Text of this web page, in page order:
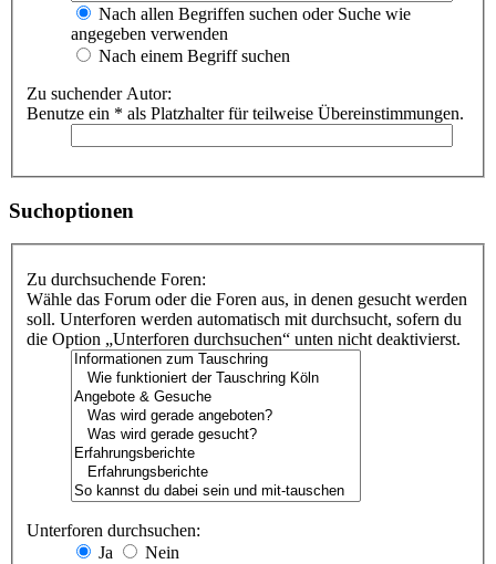
Nach allen Begriffen suchen oder Suche wie
angegeben verwenden
Nach einem Begriff suchen
Zu suchender Autor:
Benutze ein * als Platzhalter für teilweise Übereinstimmungen.
Suchoptionen
Zu durchsuchende Foren:
Wähle das Forum oder die Foren aus, in denen gesucht werden
soll. Unterforen werden automatisch mit durchsucht, sofern du
die Option „Unterforen durchsuchen“ unten nicht deaktivierst.
Unterforen durchsuchen:
Ja
Nein